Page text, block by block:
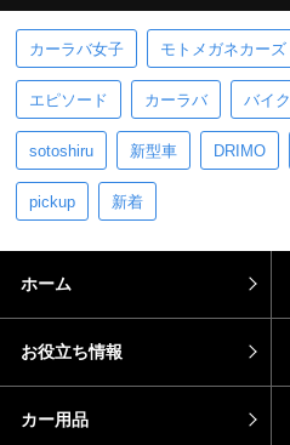
カーラバ女子 モトメガネカーズ
エピソード カーラバ バイク
sotoshiru 新型車 DRIMO
pickup 新着
ホーム
お役立ち情報
カー用品